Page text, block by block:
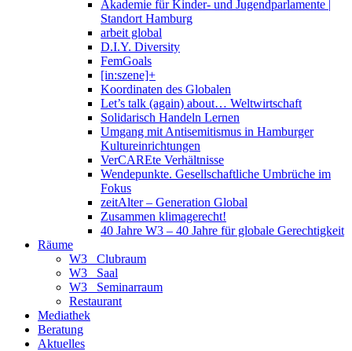
Akademie für Kinder- und Jugendparlamente |
Standort Hamburg
arbeit global
D.I.Y. Diversity
FemGoals
[in:szene]+
Koordinaten des Globalen
Let’s talk (again) about… Weltwirtschaft
Solidarisch Handeln Lernen
Umgang mit Antisemitismus in Hamburger
Kultureinrichtungen
VerCAREte Verhältnisse
Wendepunkte. Gesellschaftliche Umbrüche im
Fokus
zeitAlter – Generation Global
Zusammen klimagerecht!
40 Jahre W3 – 40 Jahre für globale Gerechtigkeit
Räume
W3_ Clubraum
W3_ Saal
W3_ Seminarraum
Restaurant
Mediathek
Beratung
Aktuelles